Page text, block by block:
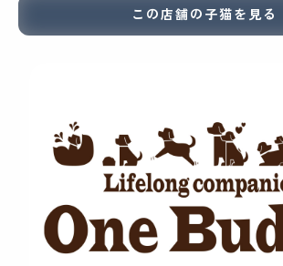
オプション内容もとっても充実して
ご来店、お問い合わせお待ちしてお
この店舗の子猫を見る